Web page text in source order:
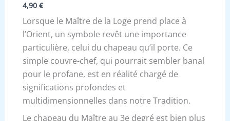
4,90 €
Lorsque le Maître de la Loge prend place à
l’Orient, un symbole revêt une importance
particulière, celui du chapeau qu’il porte. Ce
simple couvre-chef, qui pourrait sembler banal
pour le profane, est en réalité chargé de
significations profondes et
multidimensionnelles dans notre Tradition.
Le chapeau du Maître au 3e degré est bien plus